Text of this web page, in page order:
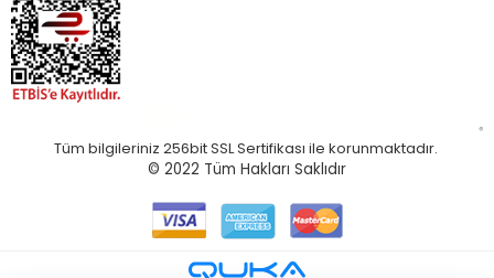
Tüm bilgileriniz 256bit SSL Sertifikası ile korunmaktadır.
© 2022 Tüm Hakları Saklıdır